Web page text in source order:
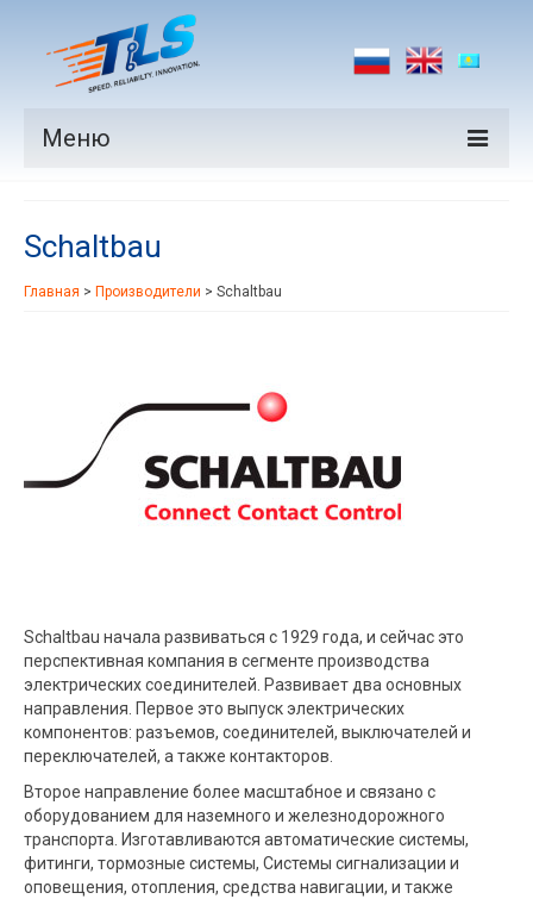
Меню
Производители
Рынки
Контакты
Schaltbau
Главная > Производители > Schaltbau
Schaltbau начала развиваться с 1929 года, и сейчас это
перспективная компания в сегменте производства
электрических соединителей. Развивает два основных
направления. Первое это выпуск электрических
компонентов: разъемов, соединителей, выключателей и
переключателей, а также контакторов.
Второе направление более масштабное и связано с
оборудованием для наземного и железнодорожного
транспорта. Изготавливаются автоматические системы,
фитинги, тормозные системы, Системы сигнализации и
оповещения, отопления, средства навигации, и также